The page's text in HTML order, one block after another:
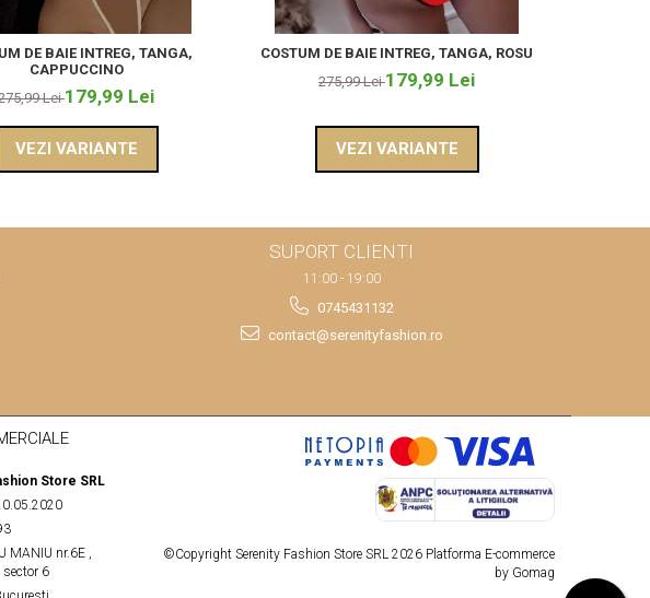
DE BAIE INTREG, TANGA,
CAPPUCCINO
Lei179,99 Lei
VEZI VARIANTE
COSTUM DE BAIE INTREG, TANGA, ROSU
275,99 Lei179,99 Lei
VEZI VARIANTE
SUPORT CLIENTI
11:00 - 19:00
0745431132
contact@serenityfashion.ro
Store SRL
MANIU nr.6E ,
sector 6
©Copyright Serenity Fashion Store SRL 2026 Platforma E-commerce
by Gomag